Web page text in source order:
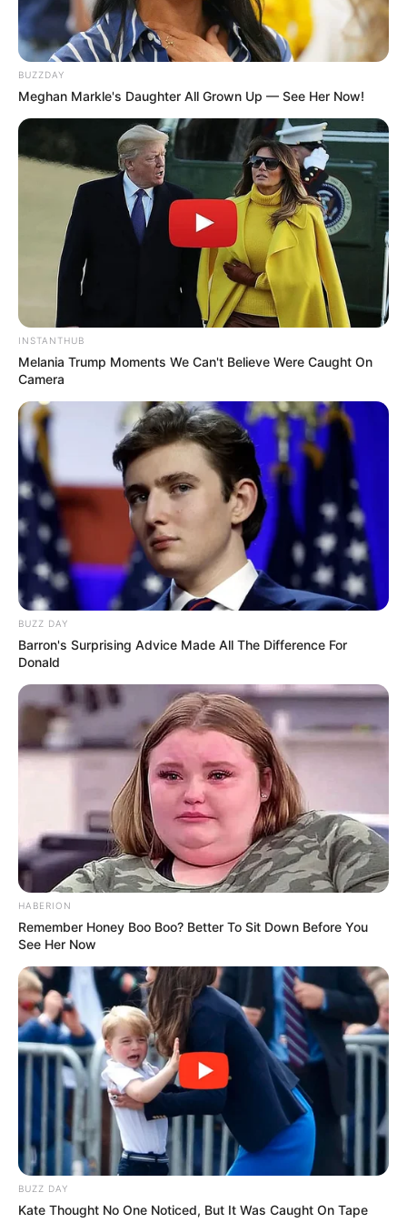
Notre Base quinté:3 GOLD DAIRPET
Notre Coup de Poker:
2 GIRL DE BASSIERE
Le Bruit d’écurie:
Gagnant et/ou Placé.
…
Découvrez le Cheval du jour
Le Pronostic PMU du Quinté du jour en 7
chevaux du PRIX DE POITIERS
1er: 3 GOLD DAIRPET
2ème: 2 GIRL DE BASSIERE
3ème: 6 GHALIE DU GOUTIER
4ème: 7 GUIDE MOI FORGAN
5ème: 5 GIBUS
6ème: 11 FANATIC FLASH
7ème: 13 GIANT CHIEF
BUZZDAY
Meghan Markle's Daughter All Grown Up — See Her Now!
INSTANTHUB
Melania Trump Moments We Can't Believe Were Caught On
Camera
BUZZ DAY
Barron's Surprising Advice Made All The Difference For
Donald
HABERION
Remember Honey Boo Boo? Better To Sit Down Before You
See Her Now
BUZZ DAY
Kate Thought No One Noticed, But It Was Caught On Tape